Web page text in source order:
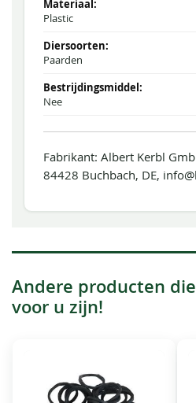
Plastic
Paarden
Nee
Fabrikant: Albert Kerbl
84428 Buchbach, DE,
Andere producten
voor u zijn!